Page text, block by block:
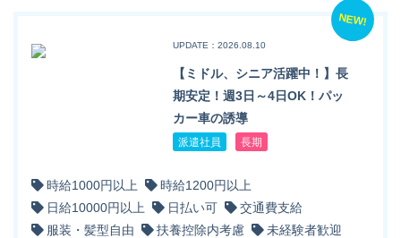
NEW!
UPDATE：2026.08.10
【ミドル、シニア活躍中！】長
期安定！週3日～4日OK！パッ
カー車の誘導
派遣社員 長期
時給1000円以上
時給1200円以上
日給10000円以上
日払い可
交通費支給
服装・髪型自由
扶養控除内考慮
未経験者歓迎